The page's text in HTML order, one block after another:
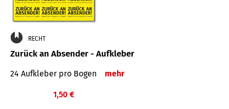
RECHT
Zurück an Absender - Aufkleber
24 Aufkleber pro Bogen mehr
1,50 €